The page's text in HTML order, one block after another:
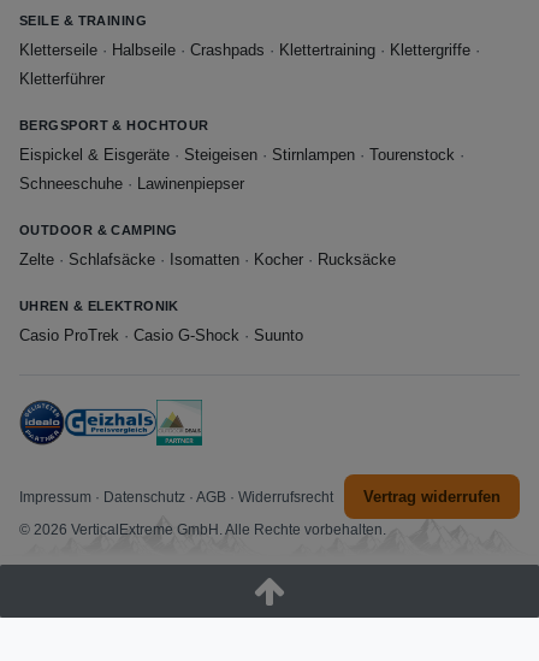
SEILE & TRAINING
Kletterseile · Halbseile · Crashpads · Klettertraining · Klettergriffe ·
Kletterführer
BERGSPORT & HOCHTOUR
Eispickel & Eisgeräte · Steigeisen · Stirnlampen · Tourenstock ·
Schneeschuhe · Lawinenpiepser
OUTDOOR & CAMPING
Zelte · Schlafsäcke · Isomatten · Kocher · Rucksäcke
UHREN & ELEKTRONIK
Casio ProTrek · Casio G-Shock · Suunto
Impressum · Datenschutz · AGB · Widerrufsrecht Vertrag widerrufen
© 2026 VerticalExtreme GmbH. Alle Rechte vorbehalten.